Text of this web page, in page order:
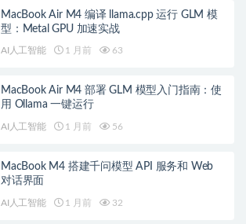
MacBook Air M4 编译 llama.cpp 运行 GLM 模
型：Metal GPU 加速实战
AI人工智能 1 月前 63
MacBook Air M4 部署 GLM 模型入门指南：使
用 Ollama 一键运行
AI人工智能 1 月前 56
MacBook M4 搭建千问模型 API 服务和 Web
对话界面
AI人工智能 1 月前 32